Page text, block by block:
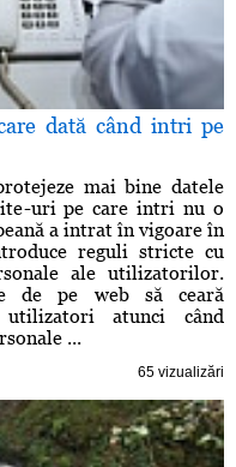
dată când intri pe
mai bine datele
uri pe care intri nu o
a intrat în vigoare în
reguli stricte cu
ale utilizatorilor.
de pe web să ceară
atunci când
...
65 vizualizări